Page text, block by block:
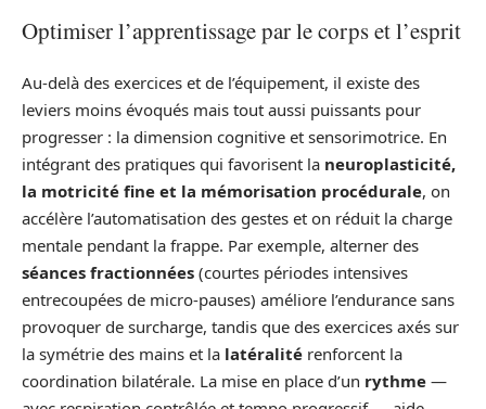
Optimiser l’apprentissage par le corps et l’esprit
Au-delà des exercices et de l’équipement, il existe des
leviers moins évoqués mais tout aussi puissants pour
progresser : la dimension cognitive et sensorimotrice. En
intégrant des pratiques qui favorisent la neuroplasticité,
la motricité fine et la mémorisation procédurale, on
accélère l’automatisation des gestes et on réduit la charge
mentale pendant la frappe. Par exemple, alterner des
séances fractionnées (courtes périodes intensives
entrecoupées de micro-pauses) améliore l’endurance sans
provoquer de surcharge, tandis que des exercices axés sur
la symétrie des mains et la latéralité renforcent la
coordination bilatérale. La mise en place d’un rythme —